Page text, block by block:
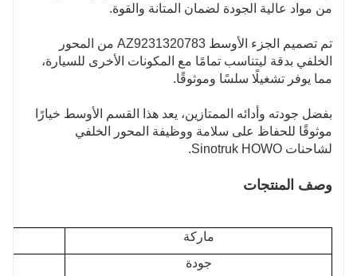
من مواد عالية الجودة لضمان المتانة والقوة.
تم تصميم الجزء الأوسط AZ9231320783 من المحور
الخلفي بدقة ليتناسب تمامًا مع المكونات الأخرى للسيارة،
مما يوفر تشغيلًا سلسًا وموثوقًا.
بفضل جودته وأدائه الممتازين، يعد هذا القسم الأوسط خيارًا
موثوقًا للحفاظ على سلامة ووظيفة المحور الخلفي
لشاحنات Sinotruk HOWO.
وصف المنتجات
ماركة
جودة